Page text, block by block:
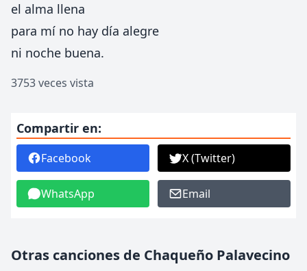
el alma llena
para mí no hay día alegre
ni noche buena.
3753 veces vista
Compartir en:
Facebook X (Twitter)
WhatsApp Email
Otras canciones de Chaqueño Palavecino